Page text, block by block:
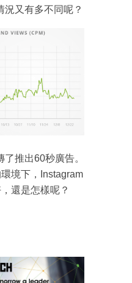
況又有多不同呢？
了推出60秒廣告。
境下，Instagram
還是怎樣呢？